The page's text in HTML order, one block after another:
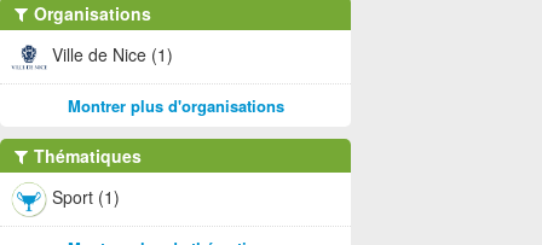
Organisations
Ville de Nice (1)
Montrer plus d'organisations
Thématiques
Sport (1)